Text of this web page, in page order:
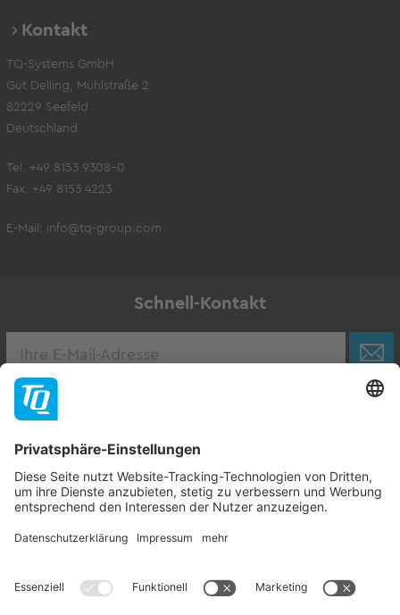
Kontakt
TQ-Systems GmbH
Gut Delling, Mühlstraße 2
82229 Seefeld
Deutschland
Tel. +49 8153 9308-0
Fax. +49 8153 4223
E-Mail: info@tq-group.com
Schnell-Kontakt
Zur Stellenbörse
Follow TQ-Group